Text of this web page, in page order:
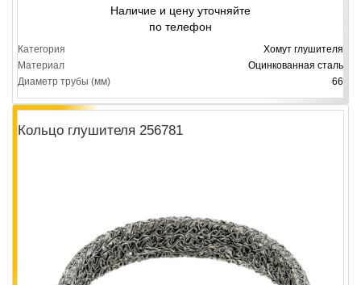
Наличие и цену уточняйте
по телефон
Категория
Хомут глушителя
Материал
Оцинкованная сталь
Диаметр трубы (мм)
66
Кольцо глушителя 256781